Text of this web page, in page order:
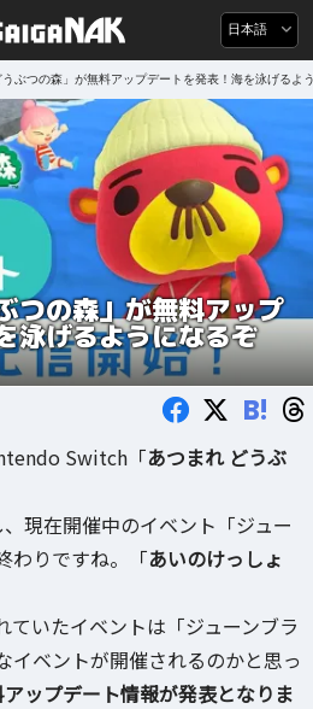
日本語
ぶつの森」が無料アップデートを発表！海を泳げるよ
の森」が無料アップ
泳げるようになるぞ
B!
Switch「あつまれ どうぶ
現在開催中のイベント「ジュー
わりですね。「あいのけっしょ
ていたイベントは「ジューンブラ
イベントが開催されるのかと思っ
ップデート情報が発表となりま